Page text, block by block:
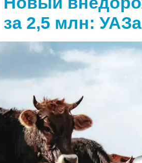
за 2,5 млн: